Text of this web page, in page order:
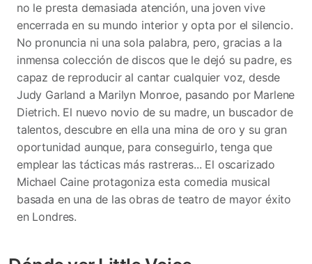
no le presta demasiada atención, una joven vive
encerrada en su mundo interior y opta por el silencio.
No pronuncia ni una sola palabra, pero, gracias a la
inmensa colección de discos que le dejó su padre, es
capaz de reproducir al cantar cualquier voz, desde
Judy Garland a Marilyn Monroe, pasando por Marlene
Dietrich. El nuevo novio de su madre, un buscador de
talentos, descubre en ella una mina de oro y su gran
oportunidad aunque, para conseguirlo, tenga que
emplear las tácticas más rastreras... El oscarizado
Michael Caine protagoniza esta comedia musical
basada en una de las obras de teatro de mayor éxito
en Londres.